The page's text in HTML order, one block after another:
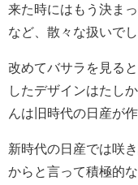
来た時にはもう決ま
など、散々な扱いでし
改めてバサラを見る
したデザインはたし
んは旧時代の日産が
新時代の日産では咲
からと言って積極的